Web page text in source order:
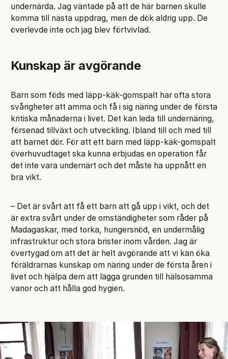
undernärda. Jag väntade på att de här barnen skulle
komma till nästa uppdrag, men de dök aldrig upp. De
överlevde inte och jag blev förtvivlad.
Kunskap är avgörande
Barn som föds med läpp-käk-gomspalt har ofta stora
svårigheter att amma och få i sig näring under de första
kritiska månaderna i livet. Det kan leda till undernäring,
försenad tillväxt och utveckling. Ibland till och med till
att barnet dör. För att ett barn med läpp-käk-gomspalt
överhuvudtaget ska kunna erbjudas en operation får
det inte vara undernärt och det måste ha uppnått en
bra vikt.
– Det är svårt att få ett barn att gå upp i vikt, och det
är extra svårt under de omständigheter som råder på
Madagaskar, med torka, hungersnöd, en undermålig
infrastruktur och stora brister inom vården. Jag är
övertygad om att det är helt avgörande att vi kan öka
föräldrarnas kunskap om näring under de första åren i
livet och hjälpa dem att lägga grunden till hälsosamma
vanor och att hålla god hygien.